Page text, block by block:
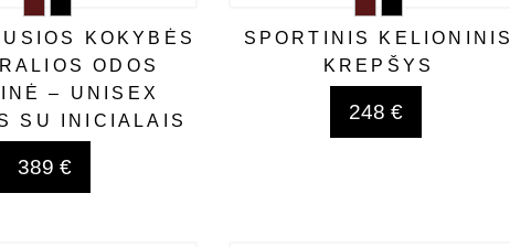
KOKYBĖS
ODOS
– UNISEX
SU INICIALAIS
389 €
SPORTINIS KELIONINIS
KREPŠYS
248 €